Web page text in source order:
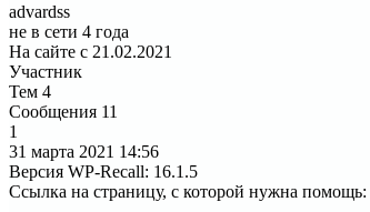
advardss
не в сети 4 года
На сайте с 21.02.2021
Участник
Тем 4
Сообщения 11
1
31 марта 2021 14:56
Версия WP-Recall: 16.1.5
Ссылка на страницу, с которой нужна помощь: